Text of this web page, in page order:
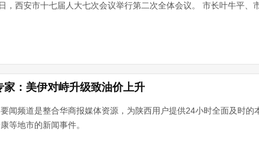
，西安市十七届人大七次会议举行第二次全体会议。 市长叶牛平
：美伊对峙升级致油价上升
闻频道是整合华商报媒体资源，为陕西用户提供24小时全面及时
等地市的新闻事件。